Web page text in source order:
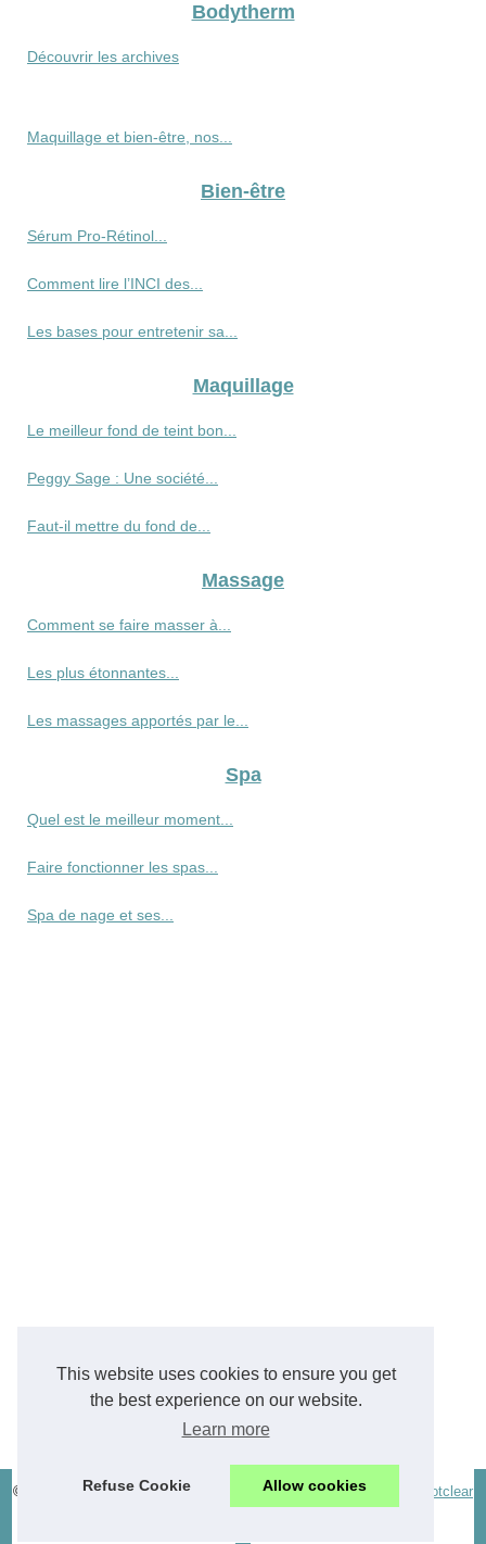
This website uses cookies to ensure you get
the best experience on our website.
Learn more
Refuse Cookie Allow cookies
Bodytherm
Découvrir les archives
Maquillage et bien-être, nos...
Bien-être
Sérum Pro‑Rétinol...
Comment lire l’INCI des...
Les bases pour entretenir sa...
Maquillage
Le meilleur fond de teint bon...
Peggy Sage : Une société...
Faut-il mettre du fond de...
Massage
Comment se faire masser à...
Les plus étonnantes...
Les massages apportés par le...
Spa
Quel est le meilleur moment...
Faire fonctionner les spas...
Spa de nage et ses...
© 2026 Bodytherm.eu|Découvrir les archives|Cookies Policy
Dotclear